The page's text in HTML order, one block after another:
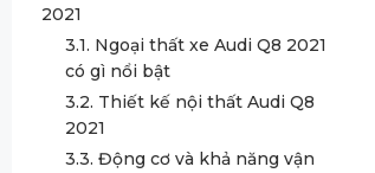
2021
3.1. Ngoại thất xe Audi Q8 2021
có gì nổi bật
3.2. Thiết kế nội thất Audi Q8
2021
3.3. Động cơ và khả năng vận